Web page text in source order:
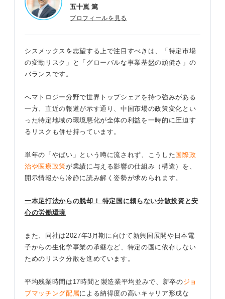
五十嵐 篤
プロフィールを見る
シスメックスを志望する上で注目すべきは、「特定市場
の変動リスク」と「グローバルな事業基盤の頑健さ」の
バランスです。
へマトロジー分野で世界トップシェアを持つ強みがある
一方、直近の報道が示す通り、中国市場の政策変化とい
った特定地域の環境悪化が全体の利益を一時的に圧迫す
るリスクも併せ持っています。
単年の「やばい」という噂に流されず、こうした 国際政
治や医療政策が業績に与える影響の仕組み（構造）を、
開示情報から冷静に読み解く姿勢が求められます。
一本足打法からの脱却！ 特定国に頼らない分散投資と安
心の労働環境
また、同社は2027年3月期に向けて新興国展開や日本電
子からの生化学事業の承継など、特定の国に依存しない
ためのリスク分散を進めています。
平均残業時間は17時間と製造業平均並みで、新卒のジョ
ブマッチング配属による納得度の高いキャリア形成な